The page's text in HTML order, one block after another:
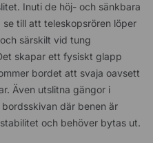
Inuti de höj- och sänkbara
till att teleskopsrören löper
särskilt vid tung
skapar ett fysiskt glapp
bordet att svaja oavsett
Även utslitna gängor i
där benen är
och behöver bytas ut.